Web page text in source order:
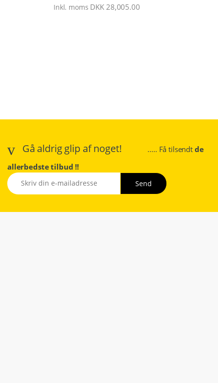
Inkl. moms DKK 28,005.00
Gå aldrig glip af noget! ..... Få tilsendt de
allerbedste tilbud !!